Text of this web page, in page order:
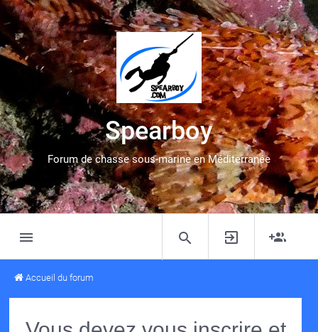
Spearboy
Forum de chasse sous-marine en Méditerranée
Accueil du forum